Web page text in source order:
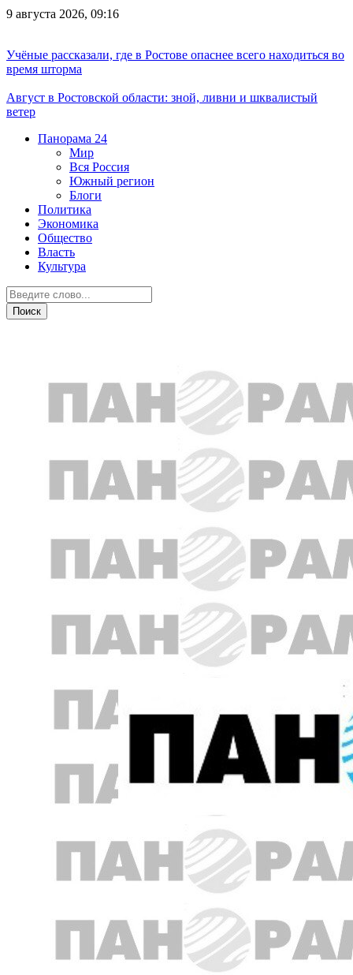
9 августа 2026, 09:16
Учёные рассказали, где в Ростове опаснее всего находиться во
время шторма
Август в Ростовской области: зной, ливни и шквалистый
ветер
Панорама 24
Мир
Вся Россия
Южный регион
Блоги
Политика
Экономика
Общество
Власть
Культура